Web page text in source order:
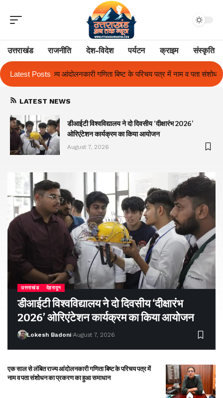
उत्तराखंड राजनीति देश-विदेश पर्यटन क्राइम संस्कृति
Latest Posts
परिचय पत्र में नाम व पता संशोधन का प्रकरण का हुआ समाधान उत्तराखंड में
LATEST NEWS
डीआईटी विश्वविद्यालय ने दो दिवसीय ‘दीक्षारंभ 2026’
ओरिएंटेशन कार्यक्रम का किया आयोजन
August 7, 2026
उत्तराखंड देहरादून
डीआईटी विश्वविद्यालय ने दो दिवसीय ‘दीक्षारंभ
2026’ ओरिएंटेशन कार्यक्रम का किया आयोजन
Lokesh Badoni August 7, 2026
एक साल से लंबित राज्य आंदोलनकारी गणिता बिष्ट के परिचय पत्र में
नाम व पता संशोधन का प्रकरण का हुआ समाधान